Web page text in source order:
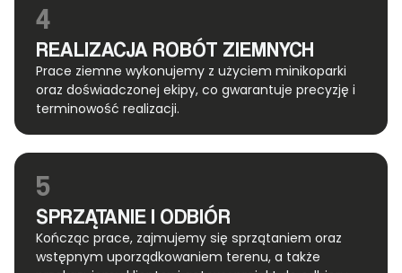
4
REALIZACJA ROBÓT ZIEMNYCH
Prace ziemne wykonujemy z użyciem minikoparki
oraz doświadczonej ekipy, co gwarantuje precyzję i
terminowość realizacji.
5
SPRZĄTANIE I ODBIÓR
Kończąc prace, zajmujemy się sprzątaniem oraz
wstępnym uporządkowaniem terenu, a także